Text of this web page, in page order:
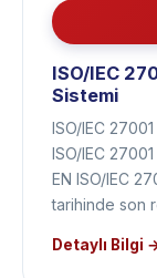
ISO/IEC
Sistemi
ISO/IEC
ISO/IEC 27001
EN ISO/IEC
tarihinde son